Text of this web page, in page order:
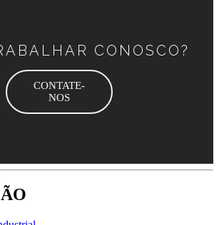
CONOSCO?
CONTATE-
NOS